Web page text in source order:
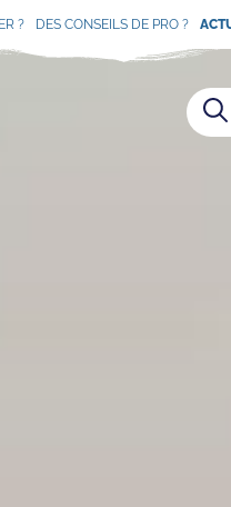
? DES CONSEILS DE PRO ?